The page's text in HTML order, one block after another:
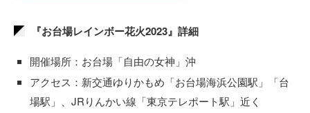
『お台場レインボー花火2023』詳細
開催場所：お台場「自由の女神」沖
アクセス：新交通ゆりかもめ「お台場海浜公園駅」「台
場駅」、JRりんかい線「東京テレポート駅」近く